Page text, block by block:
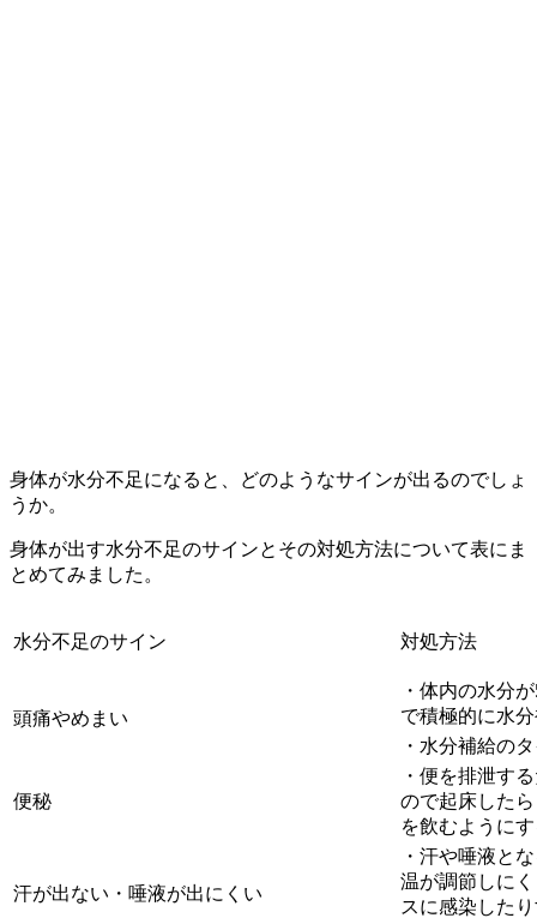
身体が水分不足になると、どのようなサインが出るのでしょ
うか。
身体が出す水分不足のサインとその対処方法について表にま
とめてみました。
水分不足のサイン 対処方法
頭痛やめまい
・体内の水分
で積極的に水
・水分補給の
便秘
・便を排泄す
ので起床した
を飲むように
汗が出ない・唾液が出にくい
・汗や唾液と
温が調節しに
スに感染した